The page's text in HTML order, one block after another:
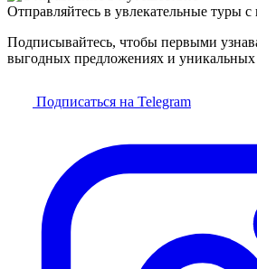
Отправляйтесь в увлекательные туры
Подписывайтесь, чтобы первыми
выгодных предложениях и
Подписаться на Telegram